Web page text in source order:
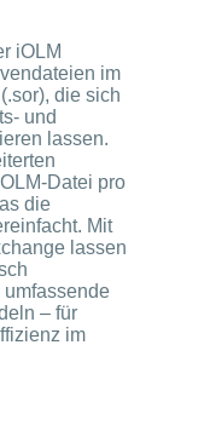
iOLM
im
die sich
und
lassen.
Datei pro
die
Mit
lassen
– für
im